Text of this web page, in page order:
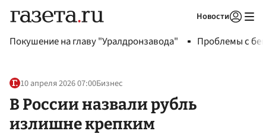
Новости
Покушение на главу "Уралдронзавода" Проблемы с
10 апреля 2026 07:00Бизнес
В России назвали рубль
излишне крепким